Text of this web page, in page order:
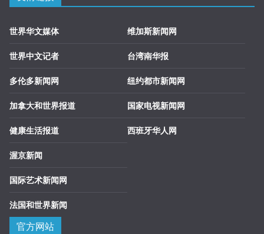
世界华文媒体
世界中文记者
多伦多新闻网
加拿大和世界报道
健康生活报道
渥京新闻
国际艺术新闻网
法国和世界新闻
维加斯新闻网
台湾南华报
纽约都市新闻网
国家电视新闻网
西班牙华人网
官方网站